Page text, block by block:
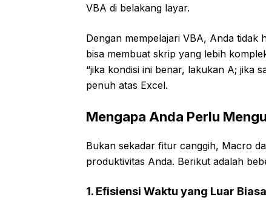
VBA di belakang layar.
Dengan mempelajari VBA, Anda tidak
bisa membuat skrip yang lebih
“jika kondisi ini benar, lakukan A; jika
penuh atas Excel.
Mengapa Anda Perlu
Bukan sekadar fitur canggih, Macro
produktivitas Anda. Berikut adalah
1. Efisiensi Waktu yang Luar Biasa